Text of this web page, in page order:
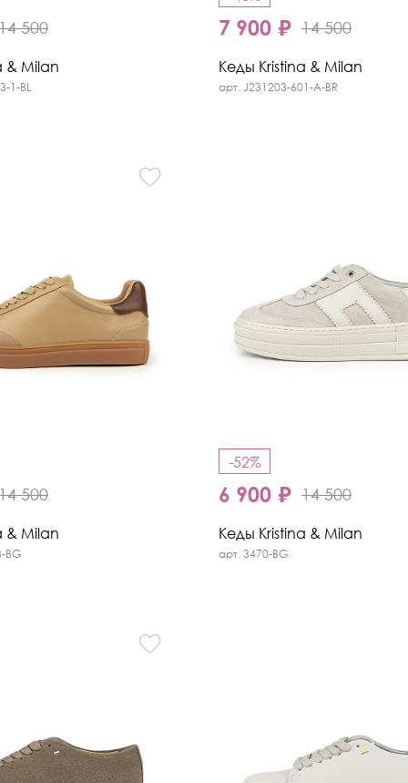
500
& Milan
1-BL
7 900 ₽ 14 500
Кеды Kristina & Milan
арт. J231203-601-A-BR
500
& Milan
BG
-52%
6 900 ₽ 14 500
Кеды Kristina & Milan
арт. 3470-BG